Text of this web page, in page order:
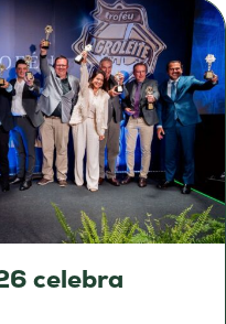
celebra